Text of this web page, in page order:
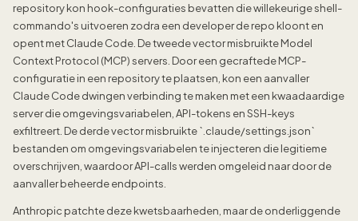
repository kon hook-configuraties bevatten die willekeurige shell-
commando's uitvoeren zodra een developer de repo kloont en
opent met Claude Code. De tweede vector misbruikte Model
Context Protocol (MCP) servers. Door een gecraftede MCP-
configuratie in een repository te plaatsen, kon een aanvaller
Claude Code dwingen verbinding te maken met een kwaadaardige
server die omgevingsvariabelen, API-tokens en SSH-keys
exfiltreert. De derde vector misbruikte `.claude/settings.json`
bestanden om omgevingsvariabelen te injecteren die legitieme
overschrijven, waardoor API-calls werden omgeleid naar door de
aanvaller beheerde endpoints.
Anthropic patchte deze kwetsbaarheden, maar de onderliggende